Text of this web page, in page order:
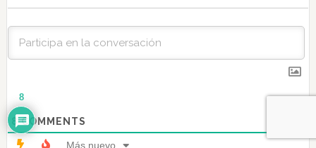
8COMMENTS
Más nuevo
8